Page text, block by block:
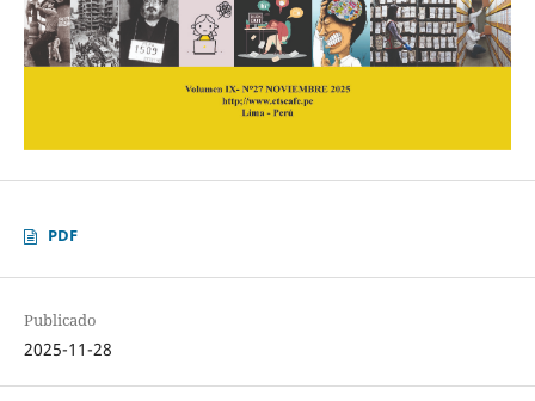
PDF
Publicado
2025-11-28